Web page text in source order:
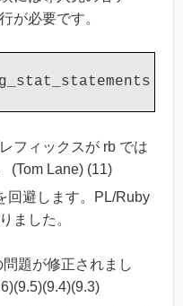
が必要です。
フィックスが rb では
(Tom Lane) (11)
回避します。PL/Ruby
ました。
題が修正されまし